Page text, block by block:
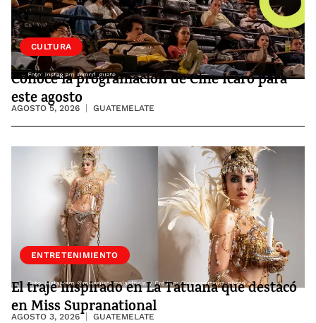
CULTURA
Conoce la programación de Cine Ícaro para
este agosto
AGOSTO 5, 2026 GUATEMELATE
ENTRETENIMIENTO
El traje inspirado en La Tatuana que destacó
en Miss Supranational
AGOSTO 3, 2026 GUATEMELATE